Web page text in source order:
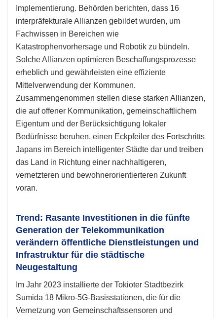
Implementierung. Behörden berichten, dass 16
interpräfekturale Allianzen gebildet wurden, um
Fachwissen in Bereichen wie
Katastrophenvorhersage und Robotik zu bündeln.
Solche Allianzen optimieren Beschaffungsprozesse
erheblich und gewährleisten eine effiziente
Mittelverwendung der Kommunen.
Zusammengenommen stellen diese starken Allianzen,
die auf offener Kommunikation, gemeinschaftlichem
Eigentum und der Berücksichtigung lokaler
Bedürfnisse beruhen, einen Eckpfeiler des Fortschritts
Japans im Bereich intelligenter Städte dar und treiben
das Land in Richtung einer nachhaltigeren,
vernetzteren und bewohnerorientierteren Zukunft
voran.
Trend: Rasante Investitionen in die fünfte
Generation der Telekommunikation
verändern öffentliche Dienstleistungen und
Infrastruktur für die städtische
Neugestaltung
Im Jahr 2023 installierte der Tokioter Stadtbezirk
Sumida 18 Mikro-5G-Basisstationen, die für die
Vernetzung von Gemeinschaftssensoren und